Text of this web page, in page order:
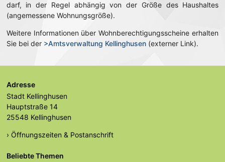
darf, in der Regel abhängig von der Größe des Haushaltes
(angemessene Wohnungsgröße).
Weitere Informationen über Wohnberechtigungsscheine erhalten
Sie bei der >Amtsverwaltung Kellinghusen(externer Link).
Adresse
Stadt Kellinghusen
Hauptstraße 14
25548 Kellinghusen
› Öffnungszeiten & Postanschrift
Beliebte Themen